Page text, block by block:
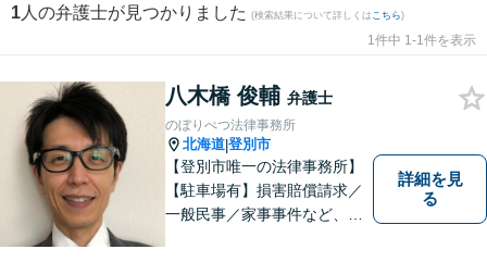
1 人の弁護士が見つかりました (検索結果について詳しくは こちら)
1件中 1-1件を表示
八木橋 俊輔 弁護士
のぼりべつ法律事務所
北海道|登別市
【登別市唯一の法律事務所】
【駐車場有】損害賠償請求／
一般民事／家事事件など、幅
詳細を見
る